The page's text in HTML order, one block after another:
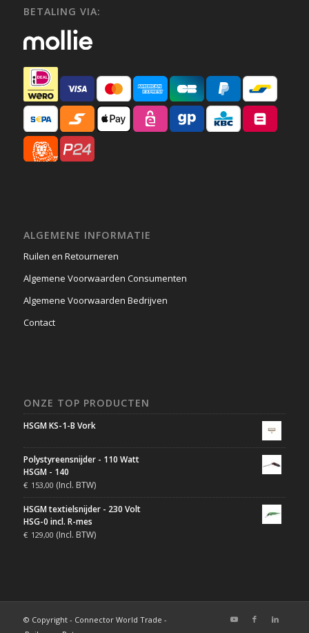
BETALING VIA:
ALGEMENE INFORMATIE
Ruilen en Retourneren
Algemene Voorwaarden Consumenten
Algemene Voorwaarden Bedrijven
Contact
ONZE TOP PRODUCTEN
HSGM KS-1-B Vork
Polystyreensnijder - 110 Watt
HSGM - 140
€ 153,00 (Incl. BTW)
HSGM textielsnijder - 230 Volt
HSG-0 incl. R-mes
€ 129,00 (Incl. BTW)
© Copyright - Connector World Trade -